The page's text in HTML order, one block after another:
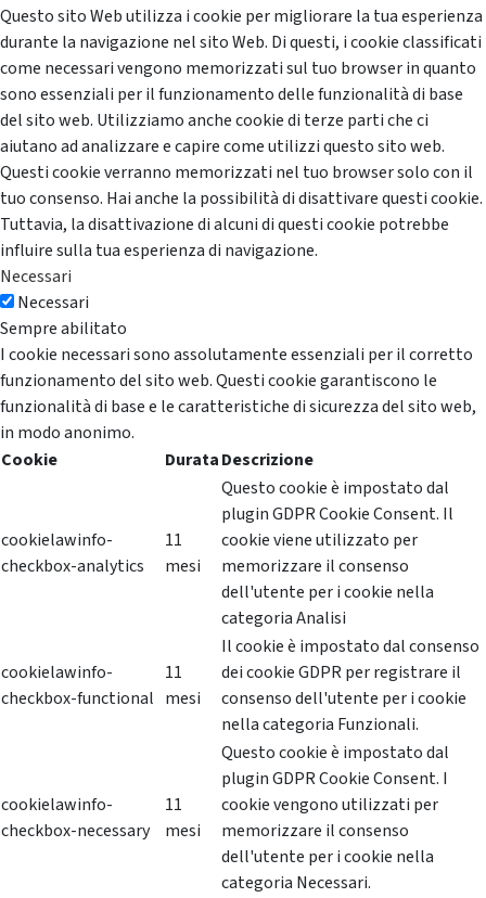
Questo sito Web utilizza i cookie per migliorare la tua esperienza
durante la navigazione nel sito Web. Di questi, i cookie classificati
come necessari vengono memorizzati sul tuo browser in quanto
sono essenziali per il funzionamento delle funzionalità di base
del sito web. Utilizziamo anche cookie di terze parti che ci
aiutano ad analizzare e capire come utilizzi questo sito web.
Questi cookie verranno memorizzati nel tuo browser solo con il
tuo consenso. Hai anche la possibilità di disattivare questi cookie.
Tuttavia, la disattivazione di alcuni di questi cookie potrebbe
influire sulla tua esperienza di navigazione.
Necessari
Necessari
Sempre abilitato
I cookie necessari sono assolutamente essenziali per il corretto
funzionamento del sito web. Questi cookie garantiscono le
funzionalità di base e le caratteristiche di sicurezza del sito web,
in modo anonimo.
Cookie
DurataDescrizione
cookielawinfo-
checkbox-analytics
11
mesi
Questo cookie è impostato dal
plugin GDPR Cookie Consent. Il
cookie viene utilizzato per
memorizzare il consenso
dell'utente per i cookie nella
categoria Analisi
cookielawinfo-
checkbox-functional
11
mesi
Il cookie è impostato dal consenso
dei cookie GDPR per registrare il
consenso dell'utente per i cookie
nella categoria Funzionali.
cookielawinfo-
checkbox-necessary
11
mesi
Questo cookie è impostato dal
plugin GDPR Cookie Consent. I
cookie vengono utilizzati per
memorizzare il consenso
dell'utente per i cookie nella
categoria Necessari.